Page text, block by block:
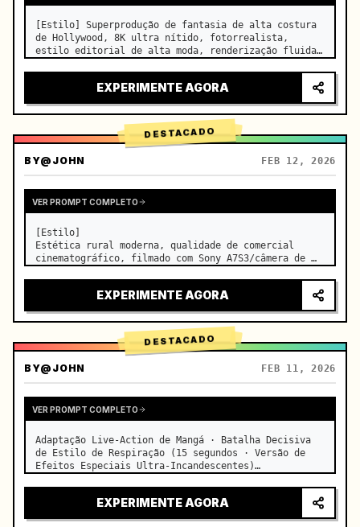
[Estilo] Superprodução de fantasia de alta costura
de Hollywood, 8K ultra nítido, fotorrealista,
estilo editorial de alta moda, renderização fluida
real de Salar de Uy…EXPERIMENTE AGORA
DESTACADO
BY@JOHN FEB 12, 2026
VER PROMPT COMPLETO
[Estilo]
Estética rural moderna, qualidade de comercial
cinematográfico, filmado com Sony A7S3/câmera de
iluminação natural transparente, ASMR curativo, sem
sensação de drama de época.
[Cena]
Uma cozinha moderna de f…
EXPERIMENTE AGORA
DESTACADO
BY@JOHN FEB 11, 2026
VER PROMPT COMPLETO
Adaptação Live-Action de Mangá · Batalha Decisiva
de Estilo de Respiração (15 segundos · Versão de
Efeitos Especiais Ultra-Incandescentes)
Dourado), duelo live-action…
EXPERIMENTE AGORA